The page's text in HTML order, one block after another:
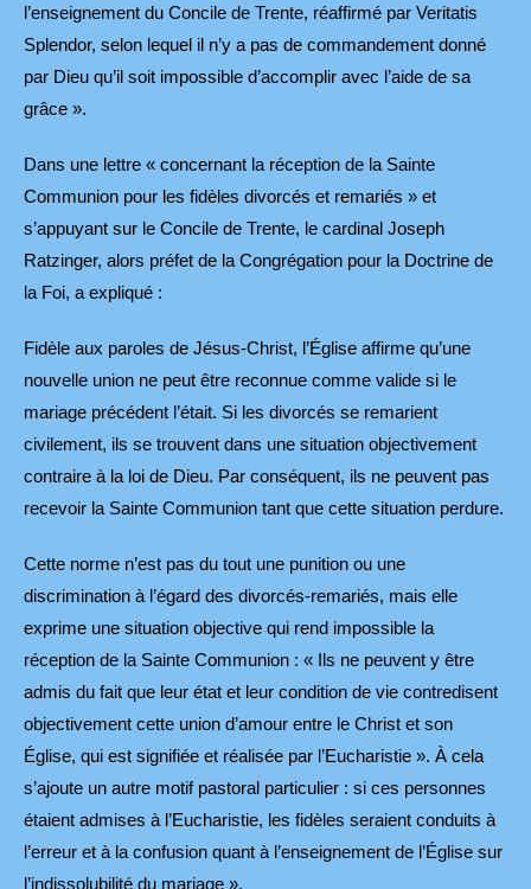
l’enseignement du Concile de Trente, réaffirmé par Veritatis
Splendor, selon lequel il n’y a pas de commandement donné
par Dieu qu’il soit impossible d’accomplir avec l’aide de sa
grâce ».
Dans une lettre « concernant la réception de la Sainte
Communion pour les fidèles divorcés et remariés » et
s’appuyant sur le Concile de Trente, le cardinal Joseph
Ratzinger, alors préfet de la Congrégation pour la Doctrine de
la Foi, a expliqué :
Fidèle aux paroles de Jésus-Christ, l’Église affirme qu’une
nouvelle union ne peut être reconnue comme valide si le
mariage précédent l’était. Si les divorcés se remarient
civilement, ils se trouvent dans une situation objectivement
contraire à la loi de Dieu. Par conséquent, ils ne peuvent pas
recevoir la Sainte Communion tant que cette situation perdure.
Cette norme n’est pas du tout une punition ou une
discrimination à l’égard des divorcés-remariés, mais elle
exprime une situation objective qui rend impossible la
réception de la Sainte Communion : « Ils ne peuvent y être
admis du fait que leur état et leur condition de vie contredisent
objectivement cette union d’amour entre le Christ et son
Église, qui est signifiée et réalisée par l’Eucharistie ». À cela
s’ajoute un autre motif pastoral particulier : si ces personnes
étaient admises à l’Eucharistie, les fidèles seraient conduits à
l’erreur et à la confusion quant à l’enseignement de l’Église sur
l’indissolubilité du mariage ».